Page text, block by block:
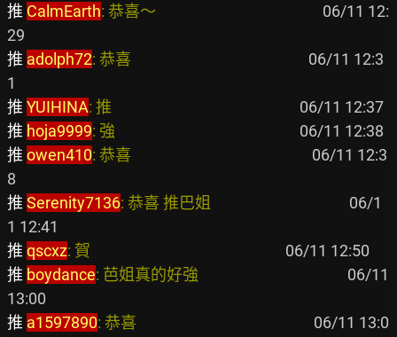
推 CalmEarth: 恭喜～
06/11 12:
推 adolph72: 恭喜
06/11 12:3
推 YUIHINA: 推
推 hoja9999: 強
推 owen410: 恭喜
06/11 12:3
推 Serenity7136: 恭喜 推巴姐
06/1
推 qscxz: 賀
推 boydance: 芭姐真的好強
06/11
推 a1597890: 恭喜
06/11 13:0